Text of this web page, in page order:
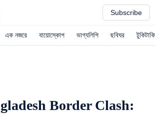
Subscribe
এক নজরে বায়োস্কোপ ভাগ্যলিপি ছবিঘর টুকিটাকি
Border Clash: